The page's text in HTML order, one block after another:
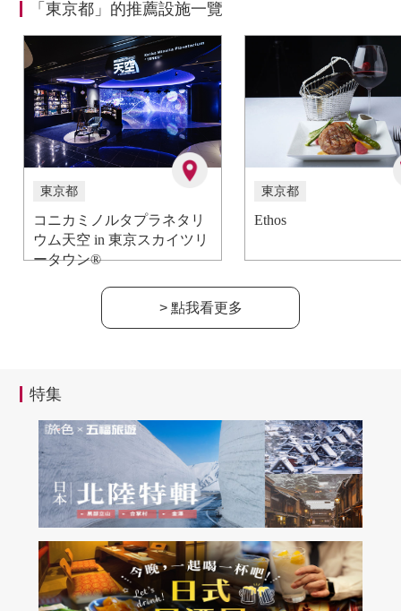
「東京都」的推薦設施一覽
東京都
コニカミノルタプラネタリ
ウム天空 in 東京スカイツリ
ータウン®
東京都
Ethos
> 點我看更多
特集